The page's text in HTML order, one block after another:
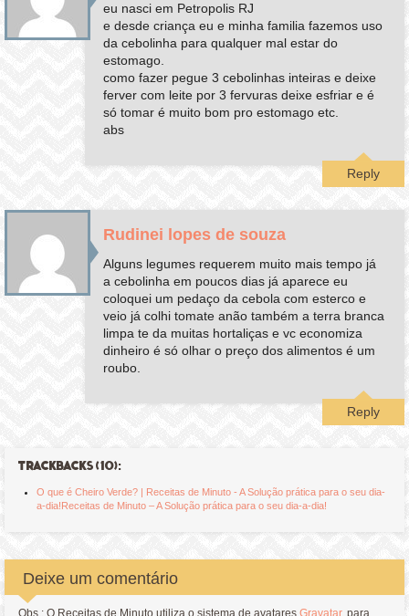
eu nasci em Petropolis RJ
e desde criança eu e minha familia fazemos uso
da cebolinha para qualquer mal estar do
estomago.
como fazer pegue 3 cebolinhas inteiras e deixe
ferver com leite por 3 fervuras deixe esfriar e é
só tomar é muito bom pro estomago etc.
abs
Reply
Rudinei lopes de souza
Alguns legumes requerem muito mais tempo já
a cebolinha em poucos dias já aparece eu
coloquei um pedaço da cebola com esterco e
veio já colhi tomate anão também a terra branca
limpa te da muitas hortaliças e vc economiza
dinheiro é só olhar o preço dos alimentos é um
roubo.
Reply
TRACKBACKS (10):
O que é Cheiro Verde? | Receitas de Minuto - A Solução prática para o seu dia-
a-dia!Receitas de Minuto – A Solução prática para o seu dia-a-dia!
Deixe um comentário
Obs.: O Receitas de Minuto utiliza o sistema de avataresGravatar, para